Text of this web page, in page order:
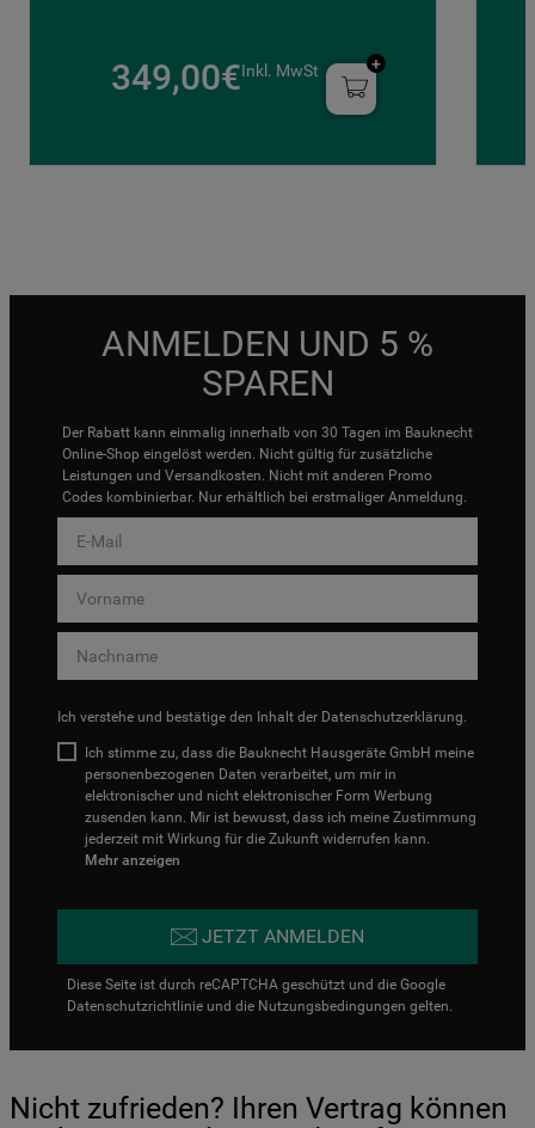
349,00€Inkl. MwSt
ANMELDEN UND 5 %
SPAREN
Der Rabatt kann einmalig innerhalb von 30 Tagen im Bauknecht
Online-Shop eingelöst werden. Nicht gültig für zusätzliche
Leistungen und Versandkosten. Nicht mit anderen Promo
Codes kombinierbar. Nur erhältlich bei erstmaliger Anmeldung.
Ich verstehe und bestätige den Inhalt der Datenschutzerklärung.
Ich stimme zu, dass die Bauknecht Hausgeräte GmbH meine
personenbezogenen Daten verarbeitet, um mir in
elektronischer und nicht elektronischer Form Werbung
zusenden kann. Mir ist bewusst, dass ich meine Zustimmung
jederzeit mit Wirkung für die Zukunft widerrufen kann.
Mehr anzeigen
JETZT ANMELDEN
Diese Seite ist durch reCAPTCHA geschützt und die Google
Datenschutzrichtlinie und die Nutzungsbedingungen gelten.
Nicht zufrieden? Ihren Vertrag können